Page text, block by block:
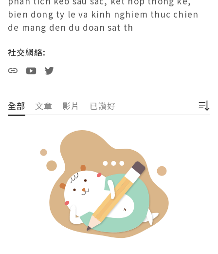
bien dong ty le va kinh nghiem thuc chien
de mang den du doan sat th
社交網絡:
全部 文章 影片 已讚好